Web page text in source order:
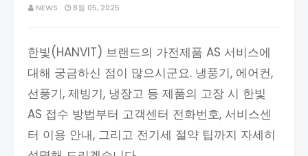
NEWS 8월 05, 2025
한빛(HANVIT) 브랜드의 가전제품 AS 서비스에
대해 궁금하신 점이 많으시군요. 냉풍기, 에어컨,
선풍기, 제빙기, 냉장고 등 제품의 고장 시 한빛
AS 접수 방법부터 고객센터 전화번호, 서비스센
터 이용 안내, 그리고 전기세 절약 팁까지 자세히